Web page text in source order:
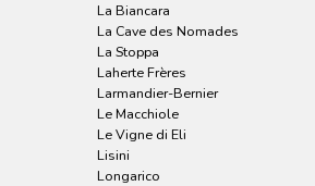
La Biancara
La Cave des Nomades
La Stoppa
Laherte Frères
Larmandier-Bernier
Le Macchiole
Le Vigne di Eli
Lisini
Longarico